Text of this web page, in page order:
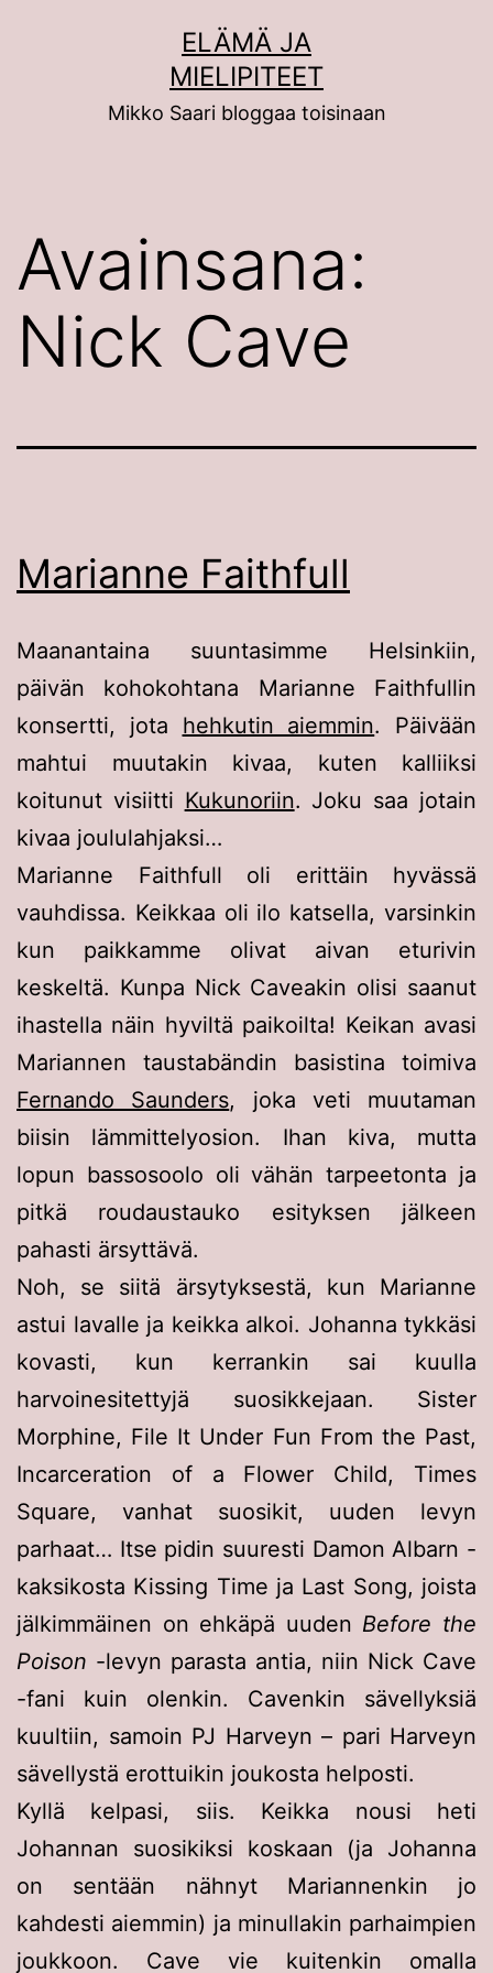
ELÄMÄ JA
MIELIPITEET
Mikko Saari bloggaa toisinaan
Avainsana:
Nick Cave
Marianne Faithfull
Maanantaina suuntasimme Helsinkiin,
päivän kohokohtana Marianne Faithfullin
konsertti, jota hehkutin aiemmin. Päivään
mahtui muutakin kivaa, kuten kalliiksi
koitunut visiitti Kukunoriin. Joku saa jotain
kivaa joululahjaksi…
Marianne Faithfull oli erittäin hyvässä
vauhdissa. Keikkaa oli ilo katsella, varsinkin
kun paikkamme olivat aivan eturivin
keskeltä. Kunpa Nick Caveakin olisi saanut
ihastella näin hyviltä paikoilta! Keikan avasi
Mariannen taustabändin basistina toimiva
Fernando Saunders, joka veti muutaman
biisin lämmittelyosion. Ihan kiva, mutta
lopun bassosoolo oli vähän tarpeetonta ja
pitkä roudaustauko esityksen jälkeen
pahasti ärsyttävä.
Noh, se siitä ärsytyksestä, kun Marianne
astui lavalle ja keikka alkoi. Johanna tykkäsi
kovasti, kun kerrankin sai kuulla
harvoinesitettyjä suosikkejaan. Sister
Morphine, File It Under Fun From the Past,
Incarceration of a Flower Child, Times
Square, vanhat suosikit, uuden levyn
parhaat… Itse pidin suuresti Damon Albarn -
kaksikosta Kissing Time ja Last Song, joista
jälkimmäinen on ehkäpä uuden Before the
Poison -levyn parasta antia, niin Nick Cave
-fani kuin olenkin. Cavenkin sävellyksiä
kuultiin, samoin PJ Harveyn – pari Harveyn
sävellystä erottuikin joukosta helposti.
Kyllä kelpasi, siis. Keikka nousi heti
Johannan suosikiksi koskaan (ja Johanna
on sentään nähnyt Mariannenkin jo
kahdesti aiemmin) ja minullakin parhaimpien
joukkoon. Cave vie kuitenkin omalla